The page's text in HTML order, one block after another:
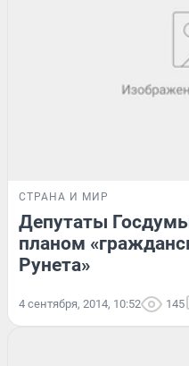
СТРАНА И МИР
Депутаты
планом
Рунета»
4 сентября, 2014, 10:52 145